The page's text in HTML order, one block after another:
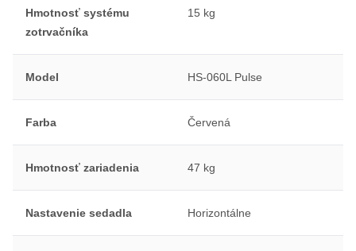
Hmotnosť systému
zotrvačníka
15 kg
Model HS-060L Pulse
Farba Červená
Hmotnosť zariadenia 47 kg
Nastavenie sedadla Horizontálne